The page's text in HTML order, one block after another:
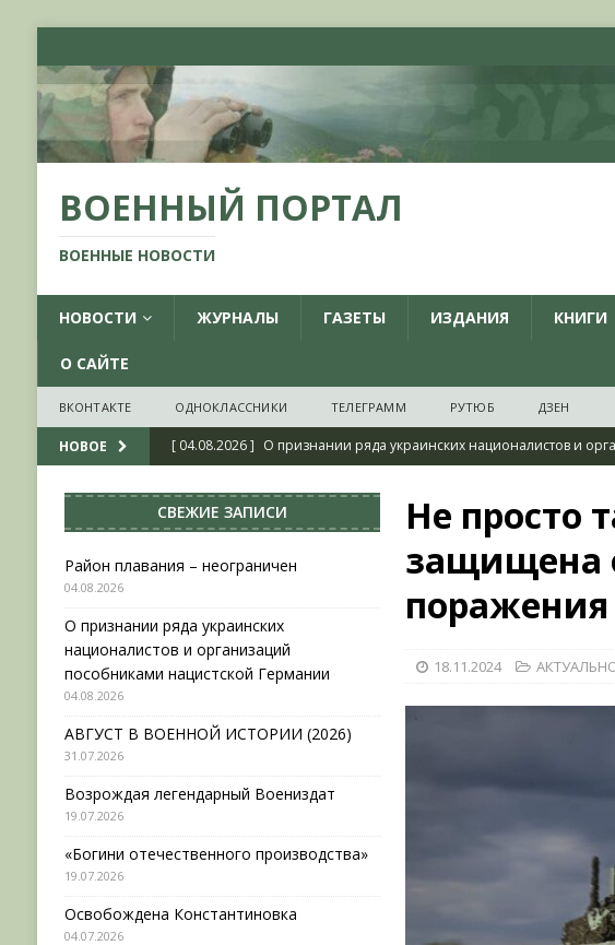
ВОЕННЫЙ ПОРТАЛ
ВОЕННЫЕ НОВОСТИ
НОВОСТИ ЖУРНАЛЫ ГАЗЕТЫ ИЗДАНИЯ КНИГИ
О САЙТЕ
ВКОНТАКТЕ ОДНОКЛАССНИКИ ТЕЛЕГРАММ РУТЮБ ДЗЕН
НОВОЕ [ 04.08.2026 ] О признании ряда украинских националистов и
[ 31.07.2026 ] АВГУСТ В ВОЕННОЙ ИСТОРИИ (2026)
ВОЕННО-
Возрождая легендарный Воениздат
НОВОСТИ
[ 04.08.2026 ] Район плавания – неограничен
Не просто
защищена
поражения
18.11.2024
СВЕЖИЕ ЗАПИСИ
Район плавания – неограничен
04.08.2026
О признании ряда украинских
националистов и организаций
пособниками нацистской Германии
04.08.2026
АВГУСТ В ВОЕННОЙ ИСТОРИИ (2026)
31.07.2026
Возрождая легендарный Воениздат
19.07.2026
«Богини отечественного производства»
19.07.2026
Освобождена Константиновка
04.07.2026